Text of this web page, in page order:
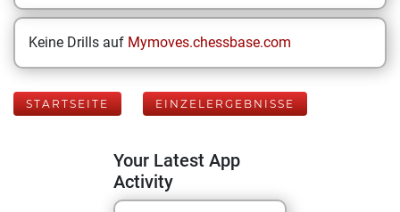
Keine Drills auf Mymoves.chessbase.com
STARTSEITE EINZELERGEBNISSE
Your Latest App
Activity